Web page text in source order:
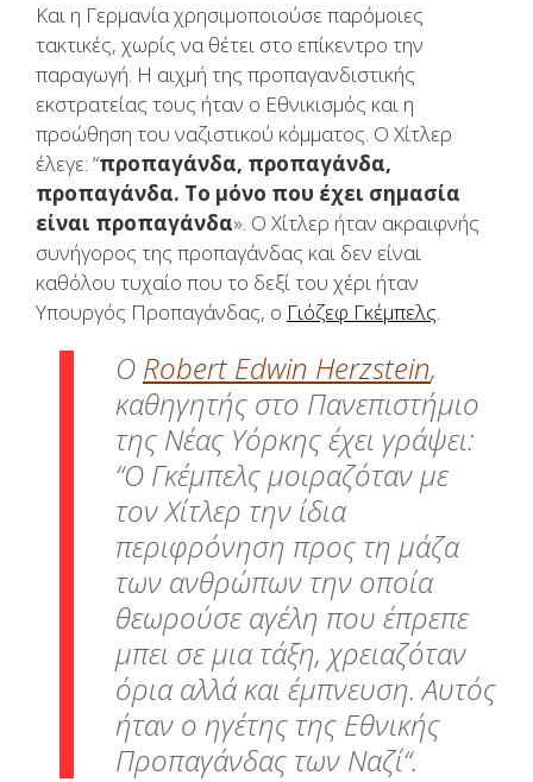
Και η Γερμανία χρησιμοποιούσε παρόμοιες
τακτικές, χωρίς να θέτει στο επίκεντρο την
παραγωγή. Η αιχμή της προπαγανδιστικής
εκστρατείας τους ήταν ο Εθνικισμός και η
προώθηση του ναζιστικού κόμματος. Ο Χίτλερ
έλεγε: “προπαγάνδα, προπαγάνδα,
προπαγάνδα. Το μόνο που έχει σημασία
είναι προπαγάνδα». Ο Χίτλερ ήταν ακραιφνής
συνήγορος της προπαγάνδας και δεν είναι
καθόλου τυχαίο που το δεξί του χέρι ήταν
Υπουργός Προπαγάνδας, ο Γιόζεφ Γκέμπελς.
O Robert Edwin Herzstein,
καθηγητής στο Πανεπιστήμιο
της Νέας Υόρκης έχει γράψει:
“Ο Γκέμπελς μοιραζόταν με
τον Χίτλερ την ίδια
περιφρόνηση προς τη μάζα
των ανθρώπων την οποία
θεωρούσε αγέλη που έπρεπε
μπει σε μια τάξη, χρειαζόταν
όρια αλλά και έμπνευση. Αυτός
ήταν ο ηγέτης της Εθνικής
Προπαγάνδας των Ναζί“.